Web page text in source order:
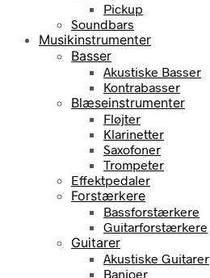
Pickup
Soundbars
Musikinstrumenter
Basser
Akustiske Basser
Kontrabasser
Blæseinstrumenter
Fløjter
Klarinetter
Saxofoner
Trompeter
Effektpedaler
Forstærkere
Bassforstærkere
Guitarforstærkere
Guitarer
Akustiske Guitarer
Banjoer